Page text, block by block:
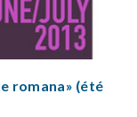
romana» (été